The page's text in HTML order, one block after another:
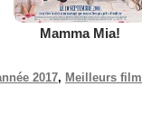
Mamma Mia!
2017, Meilleurs